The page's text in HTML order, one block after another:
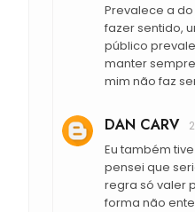
Prevalece a
fazer sentido,
público
manter
mim não faz
DAN CARV
Eu também
pensei que
regra só valer
forma não